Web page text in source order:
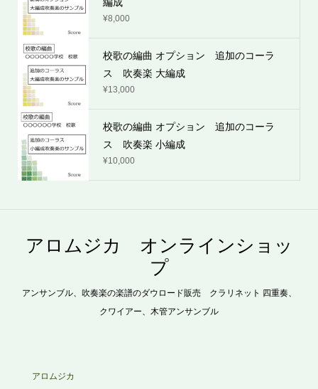
編成
¥8,000
校歌の編曲 オプション 追加のコーラ
ス 吹奏楽 大編成
¥13,000
校歌の編曲 オプション 追加のコーラ
ス 吹奏楽 小編成
¥10,000
アロムジカ オンラインショッ
プ
アンサンブル、吹奏楽の楽譜のダウロード販売 クラリネット 四重奏、
クワイアー、木管アンサンブル
アロムジカ